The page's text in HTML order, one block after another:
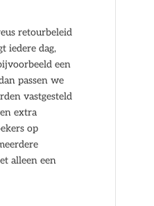
retourbeleid
iedere dag,
een
passen we
vastgesteld
extra
op
alleen een